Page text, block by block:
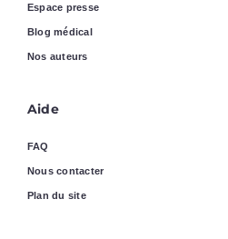
Espace presse
Blog médical
Nos auteurs
Aide
FAQ
Nous contacter
Plan du site